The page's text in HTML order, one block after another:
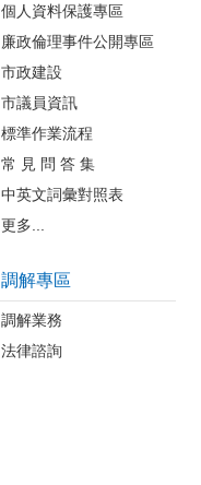
個人資料保護專區
廉政倫理事件公開專區
市政建設
市議員資訊
標準作業流程
常 見 問 答 集
中英文詞彙對照表
更多...
調解專區
調解業務
法律諮詢